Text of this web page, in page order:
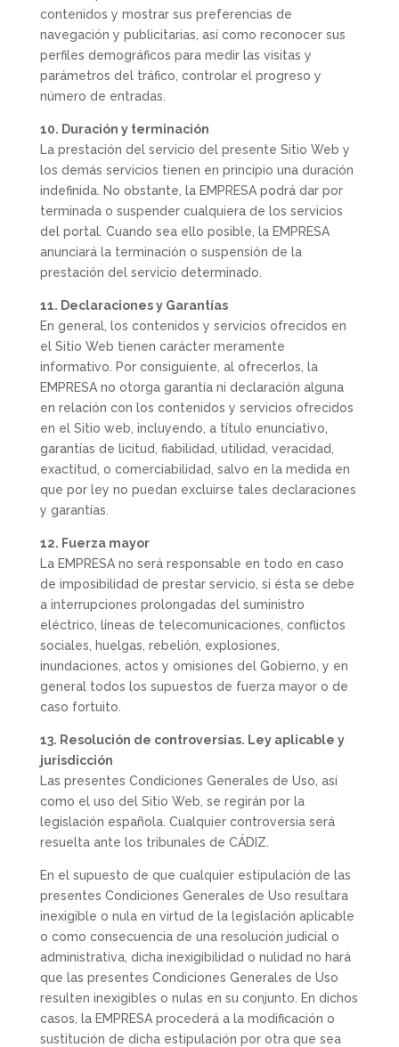
contenidos y mostrar sus preferencias de
navegación y publicitarias, así como reconocer sus
perfiles demográficos para medir las visitas y
parámetros del tráfico, controlar el progreso y
número de entradas.
10. Duración y terminación
La prestación del servicio del presente Sitio Web y
los demás servicios tienen en principio una duración
indefinida. No obstante, la EMPRESA podrá dar por
terminada o suspender cualquiera de los servicios
del portal. Cuando sea ello posible, la EMPRESA
anunciará la terminación o suspensión de la
prestación del servicio determinado.
11. Declaraciones y Garantías
En general, los contenidos y servicios ofrecidos en
el Sitio Web tienen carácter meramente
informativo. Por consiguiente, al ofrecerlos, la
EMPRESA no otorga garantía ni declaración alguna
en relación con los contenidos y servicios ofrecidos
en el Sitio web, incluyendo, a título enunciativo,
garantías de licitud, fiabilidad, utilidad, veracidad,
exactitud, o comerciabilidad, salvo en la medida en
que por ley no puedan excluirse tales declaraciones
y garantías.
12. Fuerza mayor
La EMPRESA no será responsable en todo en caso
de imposibilidad de prestar servicio, si ésta se debe
a interrupciones prolongadas del suministro
eléctrico, líneas de telecomunicaciones, conflictos
sociales, huelgas, rebelión, explosiones,
inundaciones, actos y omisiones del Gobierno, y en
general todos los supuestos de fuerza mayor o de
caso fortuito.
13. Resolución de controversias. Ley aplicable y
jurisdicción
Las presentes Condiciones Generales de Uso, así
como el uso del Sitio Web, se regirán por la
legislación española. Cualquier controversia será
resuelta ante los tribunales de CÁDIZ.
En el supuesto de que cualquier estipulación de las
presentes Condiciones Generales de Uso resultara
inexigible o nula en virtud de la legislación aplicable
o como consecuencia de una resolución judicial o
administrativa, dicha inexigibilidad o nulidad no hará
que las presentes Condiciones Generales de Uso
resulten inexigibles o nulas en su conjunto. En dichos
casos, la EMPRESA procederá a la modificación o
sustitución de dicha estipulación por otra que sea